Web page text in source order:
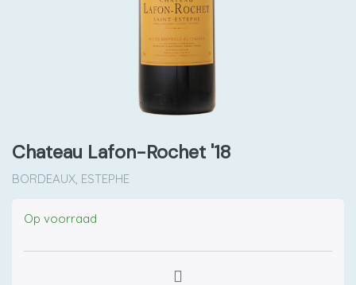
Chateau Lafon-Rochet '18
BORDEAUX, ESTEPHE
Op voorraad